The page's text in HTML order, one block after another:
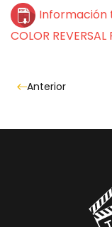
Información
COLOR
Anterior